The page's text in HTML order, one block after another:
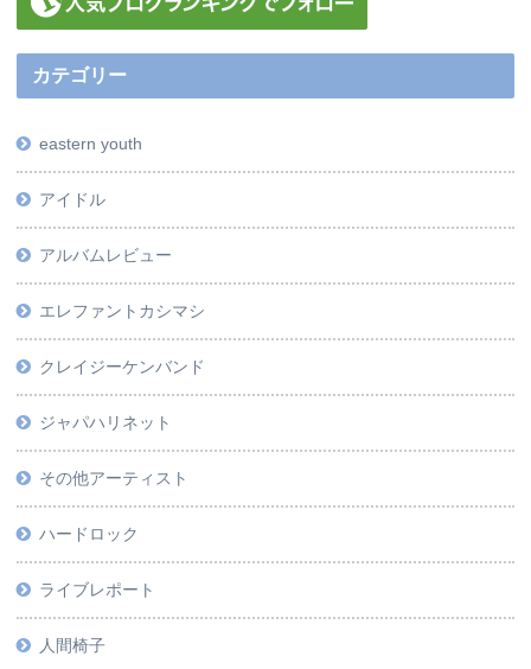
カテゴリー
eastern youth
アイドル
アルバムレビュー
エレファントカシマシ
クレイジーケンバンド
ジャパハリネット
その他アーティスト
ハードロック
ライブレポート
人間椅子